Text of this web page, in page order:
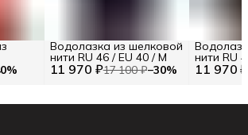
% 11 970 ₽17 100 ₽−30%
Водолазка из шелковой
нити RU 46 / EU 40 / M
11 970 ₽
нити RU